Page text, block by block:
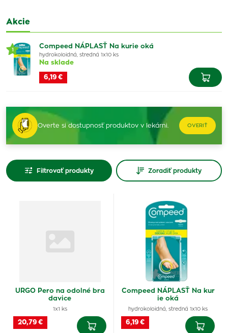
Akcie
1 Compeed NÁPLASŤ Na kurie oká
hydrokoloidná, stredná 1x10 ks
Na sklade
6,19 €
Overte si dostupnosť produktov v lekárni. OVERIŤ
Filtrovať produkty Zoradiť produkty
URGO Pero na odolné bra
davice
1x1 ks
20,79 €
Compeed NÁPLASŤ Na kur
ie oká
hydrokoloidná, stredná 1x10 ks
6,19 €